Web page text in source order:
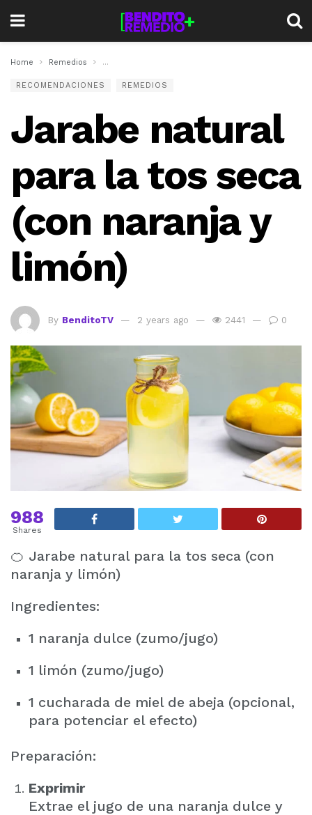
Home Remedios Jarabe natural para la tos seca (con naranja y
RECOMENDACIONES REMEDIOS
Jarabe natural
para la tos seca
(con naranja y
limón)
By BenditoTV 2 years ago 2441 0
988
Shares
🍊 Jarabe natural para la tos seca (con
naranja y limón)
Ingredientes:
1 naranja dulce (zumo/jugo)
1 limón (zumo/jugo)
1 cucharada de miel de abeja (opcional,
para potenciar el efecto)
Preparación:
Exprimir
Extrae el jugo de una naranja dulce y